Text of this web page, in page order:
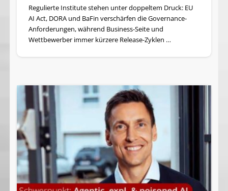
Regulierte Institute stehen unter doppeltem Druck: EU
AI Act, DORA und BaFin verschärfen die Governance-
Anforderungen, während Business-Seite und
Wettbewerber immer kürzere Release-Zyklen …